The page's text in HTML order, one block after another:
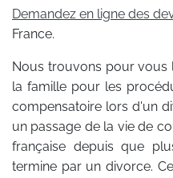
Demandez en ligne des
France.
Nous trouvons pour vous
la famille pour les
compensatoire lors d'un
un passage de la vie de
française depuis que
termine par un divorce.